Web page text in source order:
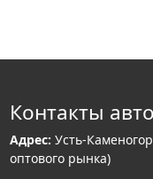
Контакты
Адрес: Усть-
оптового рынка)